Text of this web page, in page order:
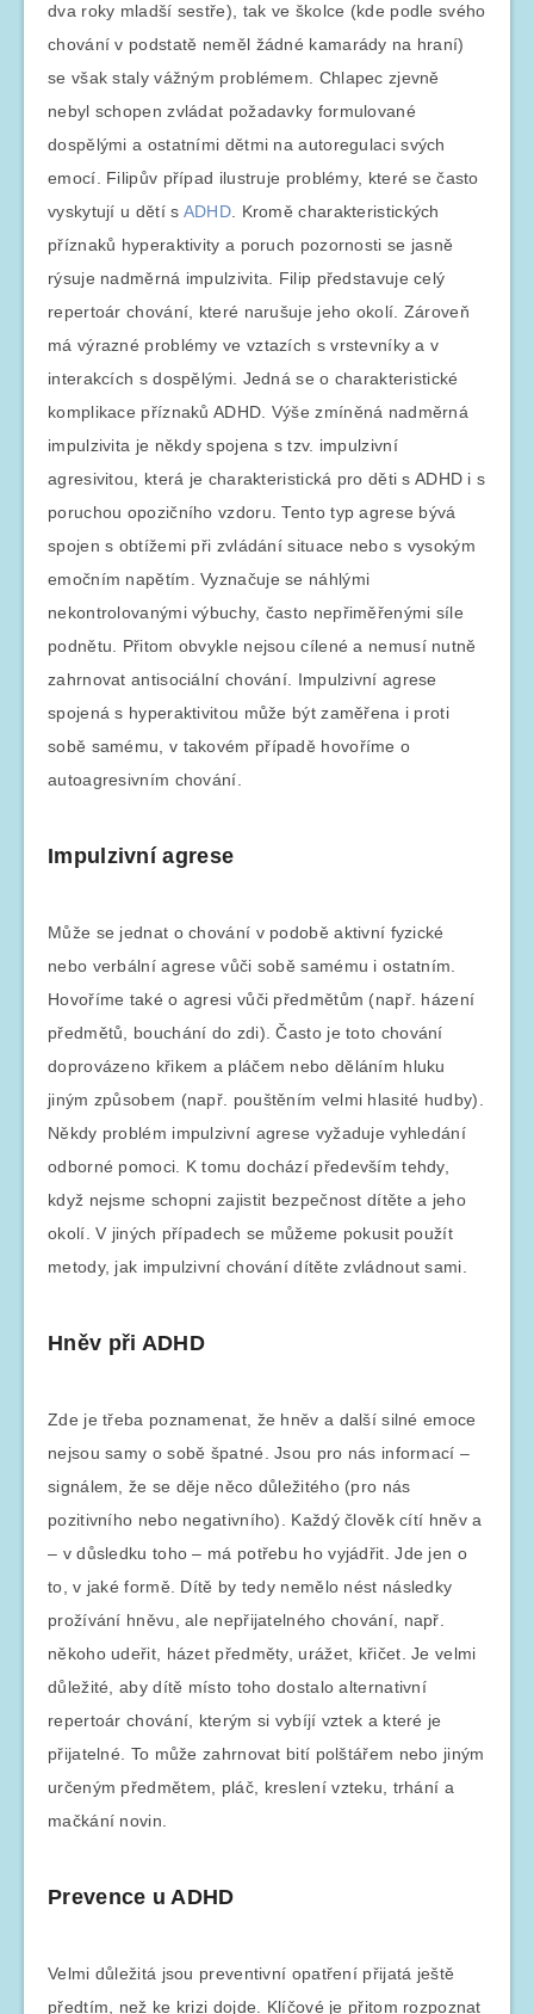
dva roky mladší sestře), tak ve školce (kde podle svého
chování v podstatě neměl žádné kamarády na hraní)
se však staly vážným problémem. Chlapec zjevně
nebyl schopen zvládat požadavky formulované
dospělými a ostatními dětmi na autoregulaci svých
emocí. Filipův případ ilustruje problémy, které se často
vyskytují u dětí s ADHD. Kromě charakteristických
příznaků hyperaktivity a poruch pozornosti se jasně
rýsuje nadměrná impulzivita. Filip představuje celý
repertoár chování, které narušuje jeho okolí. Zároveň
má výrazné problémy ve vztazích s vrstevníky a v
interakcích s dospělými. Jedná se o charakteristické
komplikace příznaků ADHD. Výše zmíněná nadměrná
impulzivita je někdy spojena s tzv. impulzivní
agresivitou, která je charakteristická pro děti s ADHD i s
poruchou opozičního vzdoru. Tento typ agrese bývá
spojen s obtížemi při zvládání situace nebo s vysokým
emočním napětím. Vyznačuje se náhlými
nekontrolovanými výbuchy, často nepřiměřenými síle
podnětu. Přitom obvykle nejsou cílené a nemusí nutně
zahrnovat antisociální chování. Impulzivní agrese
spojená s hyperaktivitou může být zaměřena i proti
sobě samému, v takovém případě hovoříme o
autoagresivním chování.
Impulzivní agrese
Může se jednat o chování v podobě aktivní fyzické
nebo verbální agrese vůči sobě samému i ostatním.
Hovoříme také o agresi vůči předmětům (např. házení
předmětů, bouchání do zdi). Často je toto chování
doprovázeno křikem a pláčem nebo děláním hluku
jiným způsobem (např. pouštěním velmi hlasité hudby).
Někdy problém impulzivní agrese vyžaduje vyhledání
odborné pomoci. K tomu dochází především tehdy,
když nejsme schopni zajistit bezpečnost dítěte a jeho
okolí. V jiných případech se můžeme pokusit použít
metody, jak impulzivní chování dítěte zvládnout sami.
Hněv při ADHD
Zde je třeba poznamenat, že hněv a další silné emoce
nejsou samy o sobě špatné. Jsou pro nás informací –
signálem, že se děje něco důležitého (pro nás
pozitivního nebo negativního). Každý člověk cítí hněv a
– v důsledku toho – má potřebu ho vyjádřit. Jde jen o
to, v jaké formě. Dítě by tedy nemělo nést následky
prožívání hněvu, ale nepřijatelného chování, např.
někoho udeřit, házet předměty, urážet, křičet. Je velmi
důležité, aby dítě místo toho dostalo alternativní
repertoár chování, kterým si vybíjí vztek a které je
přijatelné. To může zahrnovat bití polštářem nebo jiným
určeným předmětem, pláč, kreslení vzteku, trhání a
mačkání novin.
Prevence u ADHD
Velmi důležitá jsou preventivní opatření přijatá ještě
předtím, než ke krizi dojde. Klíčové je přitom rozpoznat